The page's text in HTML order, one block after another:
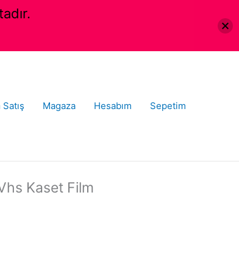
Magaza Hesabım Sepetim
Kaset Film